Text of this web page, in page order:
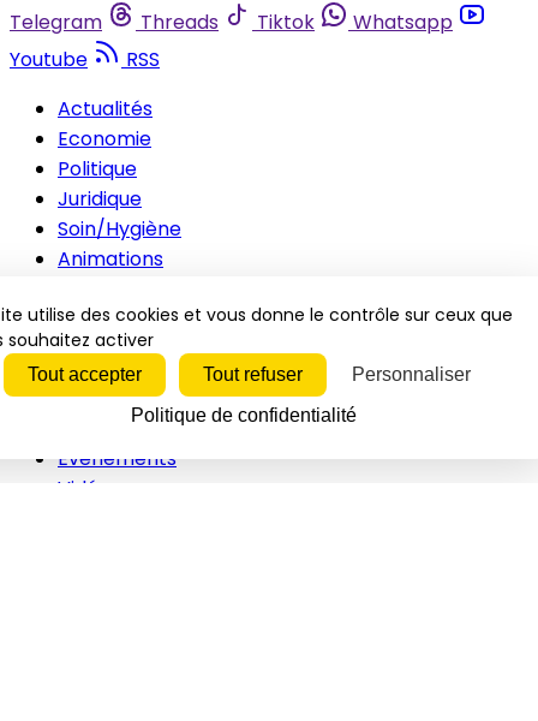
Telegram
Threads Tiktok
Whatsapp
Youtube
RSS
Actualités
Economie
Politique
Juridique
Soin/Hygiène
Animations
RH
Inspirations
Vidéos
Newsletters
Événements
Vidéos
utilise des cookies et vous donne le contrôle sur ceux que
souhaitez activer
Tout accepter Tout refuser
Personnaliser
Politique de confidentialité